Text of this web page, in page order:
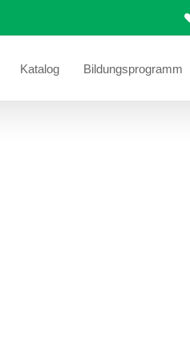
Katalog Bildungsprogramm